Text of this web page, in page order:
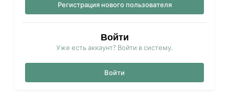
Регистрация нового пользователя
Войти
Уже есть аккаунт? Войти в систему.
Войти